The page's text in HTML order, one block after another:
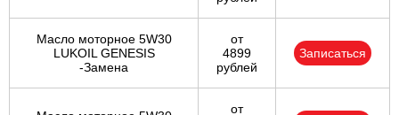
Масло моторное 5W30
LUKOIL GENESIS
-Замена
от
4899
рублей
Записаться
от